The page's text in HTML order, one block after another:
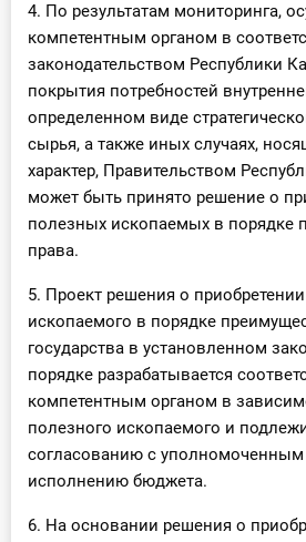
4. По результатам мониторинга,
компетентным органом в
законодательством Республики
покрытия потребностей
определенном виде
сырья, а также иных случаях,
характер, Правительством
может быть принято решение о
полезных ископаемых в порядке
права.
5. Проект решения о
ископаемого в порядке
государства в установленном
порядке разрабатывается
компетентным органом в
полезного ископаемого и
согласованию с уполномоченным
исполнению бюджета.
6. На основании решения о